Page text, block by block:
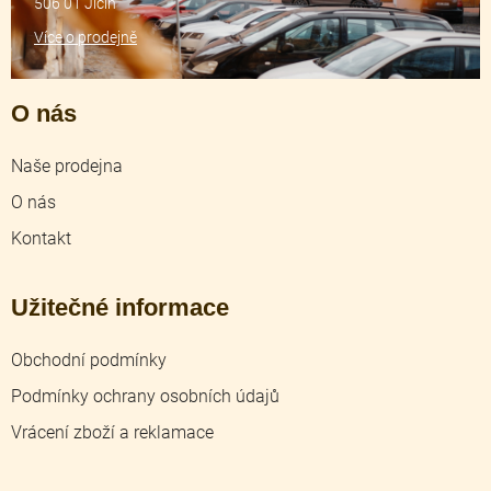
O nás
Naše prodejna
O nás
Kontakt
Užitečné informace
Obchodní podmínky
Podmínky ochrany osobních údajů
Vrácení zboží a reklamace
Více o prodejně